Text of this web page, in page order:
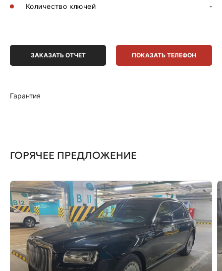
Количество ключей
-
ЗАКАЗАТЬ ОТЧЕТ ПОКАЗАТЬ ТЕЛЕФОН
Гарантия
ГОРЯЧЕЕ ПРЕДЛОЖЕНИЕ